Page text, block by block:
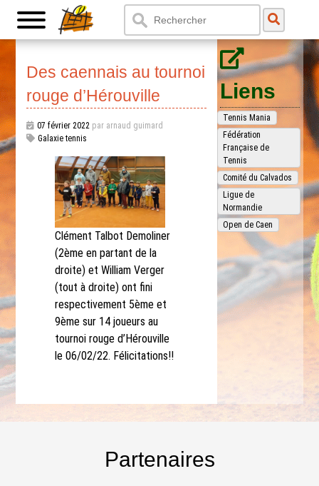
Des caennais au tournoi
rouge d’Hérouville
07 février 2022 par arnaud guimard
Galaxie tennis
Clément Talbot Demoliner
(2ème en partant de la
droite) et William Verger
(tout à droite) ont fini
respectivement 5ème et
9ème sur 14 joueurs au
tournoi rouge d’Hérouville
le 06/02/22. Félicitations!!
Liens
Tennis Mania
Fédération
Française de
Tennis
Comité du Calvados
Ligue de
Normandie
Open de Caen
Partenaires